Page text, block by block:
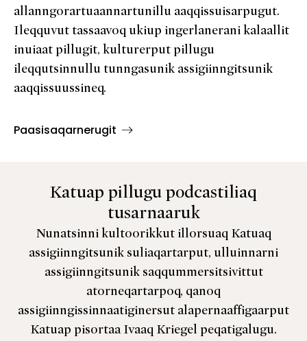
allanngorartuaannartunillu aaqqissuisarpugut.
Ileqquvut tassaavoq ukiup ingerlanerani kalaallit
inuiaat pillugit, kulturerput pillugu
ileqqutsinnullu tunngasunik assigiinngitsunik
aaqqissuussineq.
Paasisaqarnerugit
Katuap pillugu podcastiliaq
tusarnaaruk
Nunatsinni kultoorikkut illorsuaq Katuaq
assigiinngitsunik suliaqartarput, ulluinnarni
assigiinngitsunik saqqummersitsivittut
atorneqartarpoq, qanoq
assigiinngissinnaatiginersut alapernaaffigaarput
Katuap pisortaa Ivaaq Kriegel peqatigalugu.